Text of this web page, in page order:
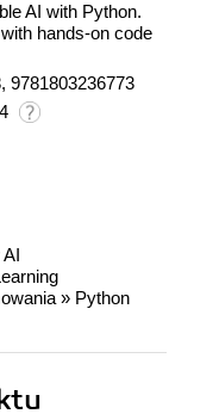
AI with Python.
hands-on code
9781803236773
» Python